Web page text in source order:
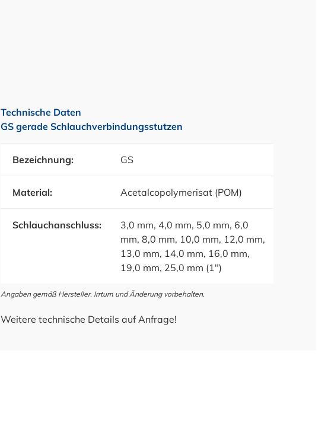
Technische Daten
GS gerade Schlauchverbindungsstutzen
Bezeichnung: GS
Material: Acetalcopolymerisat (POM)
Schlauchanschluss:
3,0 mm, 4,0 mm, 5,0 mm, 6,0
mm, 8,0 mm, 10,0 mm, 12,0 mm,
13,0 mm, 14,0 mm, 16,0 mm,
19,0 mm, 25,0 mm (1")
Angaben gemäß Hersteller. Irrtum und Änderung vorbehalten.
Weitere technische Details auf Anfrage!